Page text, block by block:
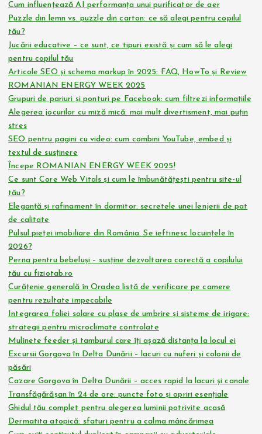
Cum influențează AI performanța unui purificator de aer
Puzzle din lemn vs. puzzle din carton: ce să alegi pentru copilul
tău?
Jucării educative – ce sunt, ce tipuri există și cum să le alegi
pentru copilul tău
Articole SEO și schema markup în 2025: FAQ, HowTo și Review
ROMANIAN ENERGY WEEK 2025
Grupuri de pariuri și ponturi pe Facebook: cum filtrezi informațiile
Alegerea jocurilor cu miză mică: mai mult divertisment, mai puțin
stres
SEO pentru pagini cu video: cum combini YouTube, embed și
textul de susținere
Începe ROMANIAN ENERGY WEEK 2025!
Ce sunt Core Web Vitals și cum le îmbunătățești pentru site-ul
tău?
Eleganță și rafinament în dormitor: secretele unei lenjerii de pat
de calitate
Pulsul pieței imobiliare din România. Se ieftinesc locuințele în
2026?
Perna pentru bebeluși – susține dezvoltarea corectă a copilului
tău cu fiziotab.ro
Curățenie generală în Oradea listă de verificare pe camere
pentru rezultate impecabile
Integrarea foliei solare cu plase de umbrire și sisteme de irigare:
strategii pentru microclimate controlate
Mulinete feeder și tamburul care îți așază distanța la locul ei
Excursii Gorgova în Delta Dunării – lacuri cu nuferi și colonii de
păsări
Cazare Gorgova în Delta Dunării – acces rapid la lacuri și canale
Transfăgărășan în 24 de ore: puncte foto și opriri esențiale
Ghidul tău complet pentru alegerea luminii potrivite acasă
Dermatita atopică: sfaturi pentru a calma mâncărimea